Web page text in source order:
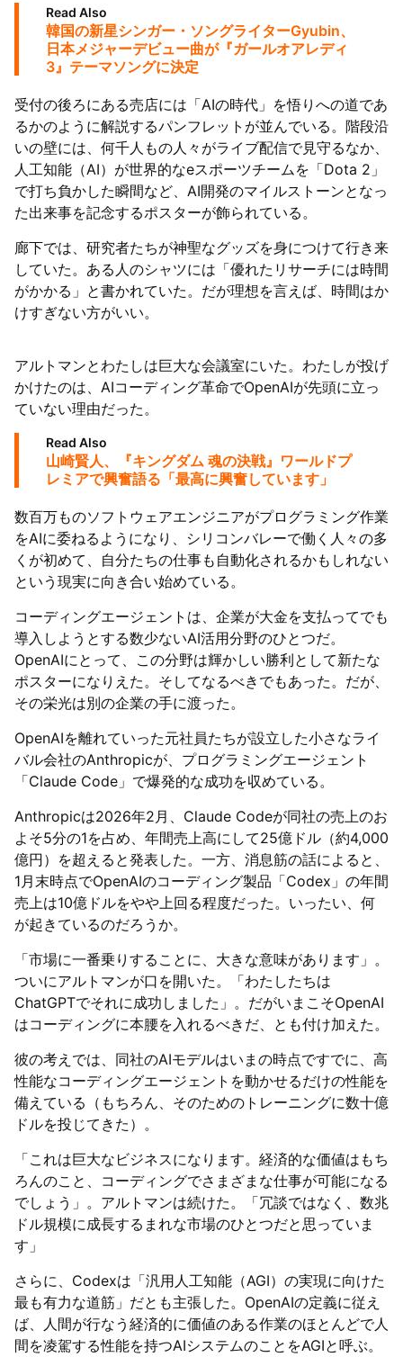
Read Also
韓国の新星シンガー・ソングライターGyubin、
日本メジャーデビュー曲が『ガールオアレディ
3』テーマソングに決定
受付の後ろにある売店には「AIの時代」を悟りへの道であ
るかのように解説するパンフレットが並んでいる。階段沿
いの壁には、何千人もの人々がライブ配信で見守るなか、
人工知能（AI）が世界的なeスポーツチームを「Dota 2」
で打ち負かした瞬間など、AI開発のマイルストーンとなっ
た出来事を記念するポスターが飾られている。
廊下では、研究者たちが神聖なグッズを身につけて行き来
していた。ある人のシャツには「優れたリサーチには時間
がかかる」と書かれていた。だが理想を言えば、時間はか
けすぎない方がいい。
アルトマンとわたしは巨大な会議室にいた。わたしが投げ
かけたのは、AIコーディング革命でOpenAIが先頭に立っ
ていない理由だった。
Read Also
山崎賢人、『キングダム 魂の決戦』ワールドプ
レミアで興奮語る「最高に興奮しています」
数百万ものソフトウェアエンジニアがプログラミング作業
をAIに委ねるようになり、シリコンバレーで働く人々の多
くが初めて、自分たちの仕事も自動化されるかもしれない
という現実に向き合い始めている。
コーディングエージェントは、企業が大金を支払ってでも
導入しようとする数少ないAI活用分野のひとつだ。
OpenAIにとって、この分野は輝かしい勝利として新たな
ポスターになりえた。そしてなるべきでもあった。だが、
その栄光は別の企業の手に渡った。
OpenAIを離れていった元社員たちが設立した小さなライ
バル会社のAnthropicが、プログラミングエージェント
「Claude Code」で爆発的な成功を収めている。
Anthropicは2026年2月、Claude Codeが同社の売上のお
よそ5分の1を占め、年間売上高にして25億ドル（約4,000
億円）を超えると発表した。一方、消息筋の話によると、
1月末時点でOpenAIのコーディング製品「Codex」の年間
売上は10億ドルをやや上回る程度だった。いったい、何
が起きているのだろうか。
「市場に一番乗りすることに、大きな意味があります」。
ついにアルトマンが口を開いた。「わたしたちは
ChatGPTでそれに成功しました」。だがいまこそOpenAI
はコーディングに本腰を入れるべきだ、とも付け加えた。
彼の考えでは、同社のAIモデルはいまの時点ですでに、高
性能なコーディングエージェントを動かせるだけの性能を
備えている（もちろん、そのためのトレーニングに数十億
ドルを投じてきた）。
「これは巨大なビジネスになります。経済的な価値はもち
ろんのこと、コーディングでさまざまな仕事が可能になる
でしょう」。アルトマンは続けた。「冗談ではなく、数兆
ドル規模に成長するまれな市場のひとつだと思っていま
す」
さらに、Codexは「汎用人工知能（AGI）の実現に向けた
最も有力な道筋」だとも主張した。OpenAIの定義に従え
ば、人間が行なう経済的に価値のある作業のほとんどで人
間を凌駕する性能を持つAIシステムのことをAGIと呼ぶ。